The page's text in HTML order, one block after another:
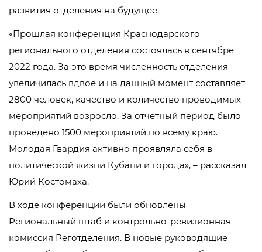
развития отделения на будущее.
«Прошлая конференция Краснодарского
регионального отделения состоялась в сентябре
2022 года. За это время численность отделения
увеличилась вдвое и на данный момент составляет
2800 человек, качество и количество проводимых
мероприятий возросло. За отчётный период было
проведено 1500 мероприятий по всему краю.
Молодая Гвардия активно проявляла себя в
политической жизни Кубани и города», – рассказал
Юрий Костомаха.
В ходе конференции были обновлены
Региональный штаб и контрольно-ревизионная
комиссия Реготделения. В новые руководящие